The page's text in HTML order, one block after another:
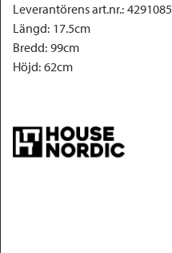
Leverantörens art.nr.: 4291085
Längd: 17.5cm
Bredd: 99cm
Höjd: 62cm